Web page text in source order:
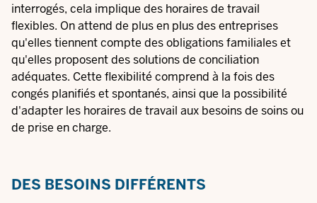
interrogés, cela implique des horaires de travail
flexibles. On attend de plus en plus des entreprises
qu'elles tiennent compte des obligations familiales et
qu'elles proposent des solutions de conciliation
adéquates. Cette flexibilité comprend à la fois des
congés planifiés et spontanés, ainsi que la possibilité
d'adapter les horaires de travail aux besoins de soins ou
de prise en charge.
DES BESOINS DIFFÉRENTS